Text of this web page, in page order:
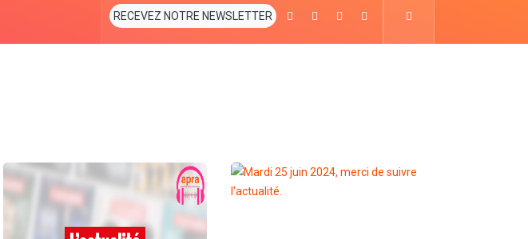
RECEVEZ NOTRE NEWSLETTER